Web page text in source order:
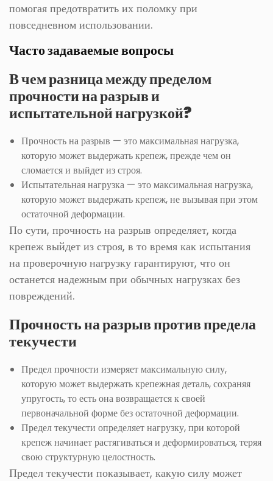
помогая предотвратить их поломку при
повседневном использовании.
Часто задаваемые вопросы
В чем разница между пределом
прочности на разрыв и
испытательной нагрузкой?
Прочность на разрыв — это максимальная нагрузка,
которую может выдержать крепеж, прежде чем он
сломается и выйдет из строя.
Испытательная нагрузка — это максимальная нагрузка,
которую может выдержать крепеж, не вызывая при этом
остаточной деформации.
По сути, прочность на разрыв определяет, когда
крепеж выйдет из строя, в то время как испытания
на проверочную нагрузку гарантируют, что он
останется надежным при обычных нагрузках без
повреждений.
Прочность на разрыв против предела
текучести
Предел прочности измеряет максимальную силу,
которую может выдержать крепежная деталь, сохраняя
упругость, то есть она возвращается к своей
первоначальной форме без остаточной деформации.
Предел текучести определяет нагрузку, при которой
крепеж начинает растягиваться и деформироваться, теряя
свою структурную целостность.
Предел текучести показывает, какую силу может